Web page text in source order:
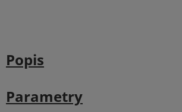
Popis
Parametry